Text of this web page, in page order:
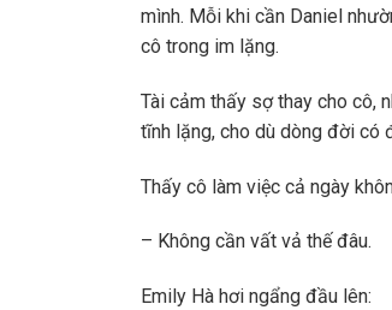
mình. Mỗi khi cần Daniel
cô trong im lặng.
Tài cảm thấy sợ thay cho cô,
tĩnh lặng, cho dù dòng đời có
Thấy cô làm việc cả ngày
– Không cần vất vả thế đâu.
Emily Hà hơi ngẩng đầu lên: